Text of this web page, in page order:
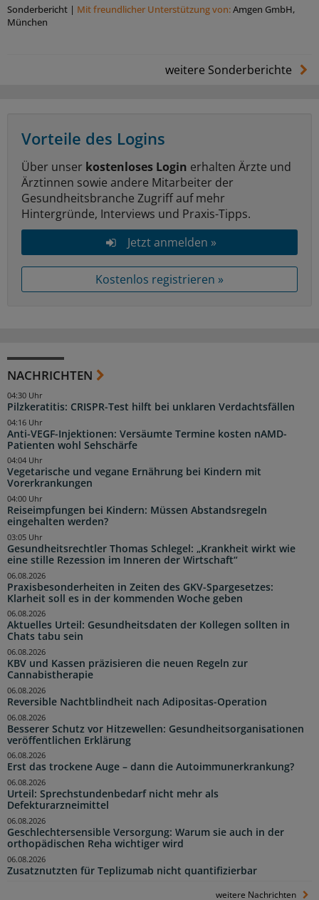
Sonderbericht | Mit freundlicher Unterstützung von:Amgen GmbH,
München
weitere Sonderberichte
Vorteile des Logins
Über unser kostenloses Login erhalten Ärzte und
Ärztinnen sowie andere Mitarbeiter der
Gesundheitsbranche Zugriff auf mehr
Hintergründe, Interviews und Praxis-Tipps.
Jetzt anmelden »
Kostenlos registrieren »
NACHRICHTEN
Pilzkeratitis: CRISPR-Test hilft bei unklaren Verdachtsfällen
04:30 Uhr
Anti-VEGF-Injektionen: Versäumte Termine kosten nAMD-
Patienten wohl Sehschärfe
04:16 Uhr
Vegetarische und vegane Ernährung bei Kindern mit
Vorerkrankungen
04:04 Uhr
Reiseimpfungen bei Kindern: Müssen Abstandsregeln
eingehalten werden?
04:00 Uhr
Gesundheitsrechtler Thomas Schlegel: „Krankheit wirkt wie
eine stille Rezession im Inneren der Wirtschaft“
03:05 Uhr
Praxisbesonderheiten in Zeiten des GKV-Spargesetzes:
Klarheit soll es in der kommenden Woche geben
06.08.2026
Aktuelles Urteil: Gesundheitsdaten der Kollegen sollten in
Chats tabu sein
06.08.2026
KBV und Kassen präzisieren die neuen Regeln zur
Cannabistherapie
06.08.2026
Reversible Nachtblindheit nach Adipositas-Operation
06.08.2026
Besserer Schutz vor Hitzewellen: Gesundheitsorganisationen
veröffentlichen Erklärung
06.08.2026
Erst das trockene Auge – dann die Autoimmunerkrankung?
06.08.2026
Urteil: Sprechstundenbedarf nicht mehr als
Defekturarzneimittel
06.08.2026
Geschlechtersensible Versorgung: Warum sie auch in der
orthopädischen Reha wichtiger wird
06.08.2026
Zusatznutzten für Teplizumab nicht quantifizierbar
06.08.2026
weitere Nachrichten